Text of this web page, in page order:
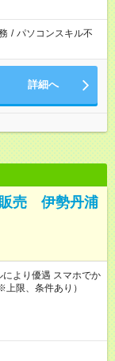
/ パソコンスキル不
詳細へ
販売 伊勢丹浦
より優遇 スマホでか
限、条件あり）